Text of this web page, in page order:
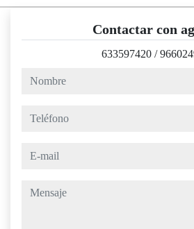
Contactar con
633597420 /
nombre
teléfono
e-mail
mensaje